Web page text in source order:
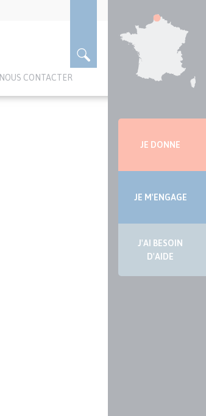
NOUS CONTACTER
latéraleJE DONNE
JE M'ENGAGE
J'AI BESOIN
D'AIDE